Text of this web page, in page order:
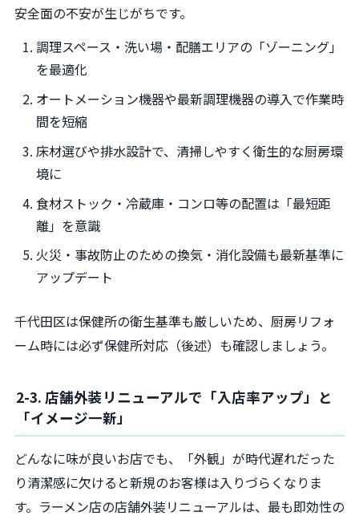
安全面の不安が生じがちです。
調理スペース・洗い場・配膳エリアの「ゾーニング」
を最適化
オートメーション機器や最新調理機器の導入で作業時
間を短縮
床材選びや排水設計で、清掃しやすく衛生的な厨房環
境に
食材ストック・冷蔵庫・コンロ等の配置は「最短距
離」を意識
火災・事故防止のための換気・消化設備も最新基準に
アップデート
千代田区は保健所の衛生基準も厳しいため、厨房リフォ
ーム時には必ず保健所対応（後述）も確認しましょう。
2-3. 店舗外装リニューアルで「入店率アップ」と
「イメージ一新」
どんなに味が良いお店でも、「外観」が時代遅れだった
り清潔感に欠けると新規のお客様は入りづらくなりま
す。ラーメン店の店舗外装リニューアルは、最も即効性の